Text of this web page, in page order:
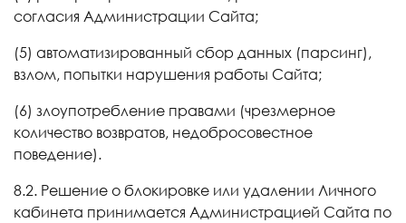
согласия Администрации Сайта;
(5) автоматизированный сбор данных (парсинг),
взлом, попытки нарушения работы Сайта;
(6) злоупотребление правами (чрезмерное
количество возвратов, недобросовестное
поведение).
8.2. Решение о блокировке или удалении Личного
кабинета принимается Администрацией Сайта по